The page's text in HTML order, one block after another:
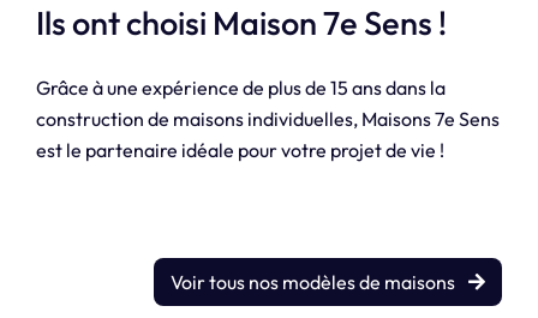
Ils ont choisi Maison 7e Sens !
Grâce à une expérience de plus de 15 ans dans la
construction de maisons individuelles, Maisons 7e Sens
est le partenaire idéale pour votre projet de vie !
Voir tous nos modèles de maisons